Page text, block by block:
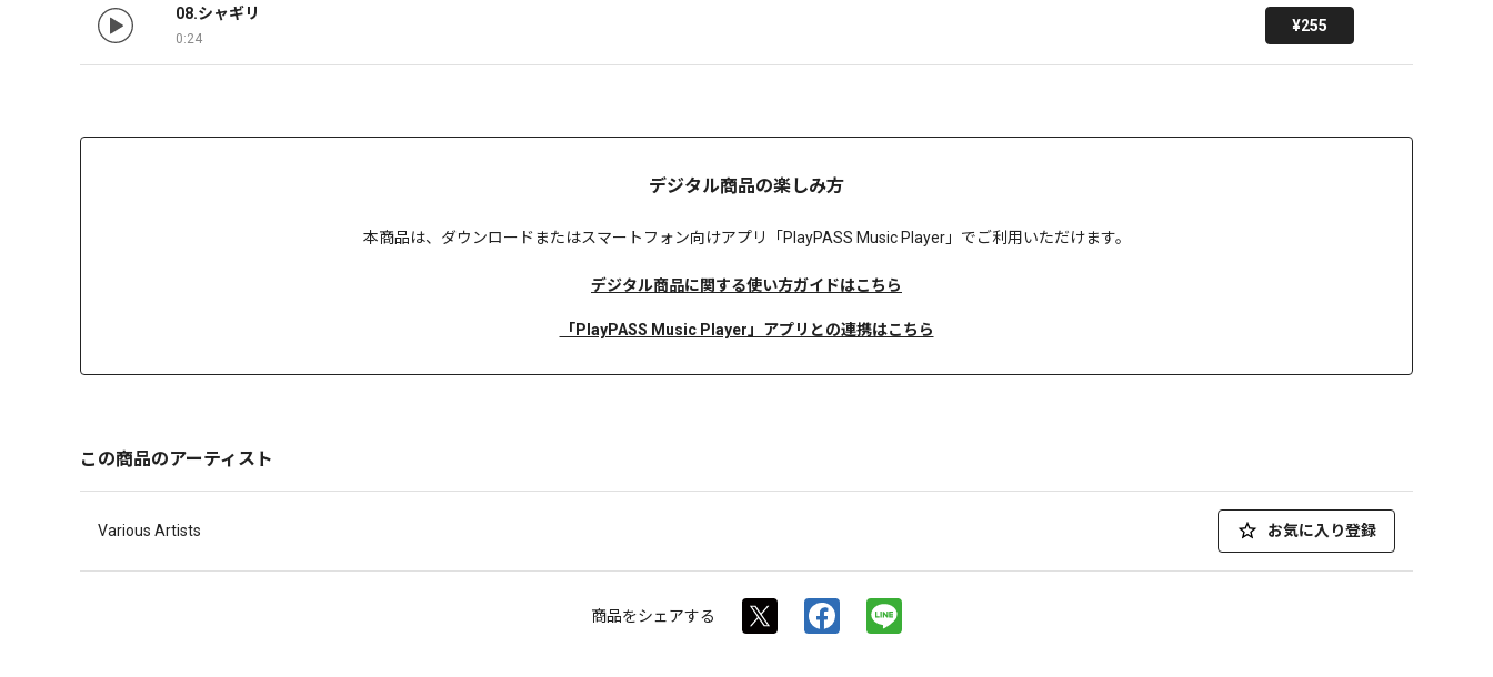
08.シャギリ
0:24
¥255
デジタル商品の楽しみ方
本商品は、 ダウンロードまたはスマートフォン向けアプリ「PlayPASS Music Player」でご利用いただけます。
デジタル商品に関する使い方ガイドはこちら
「PlayPASS Music Player」アプリとの連携はこちら
この商品のアーティスト
Various Artists お気に入り登録
商品をシェアする